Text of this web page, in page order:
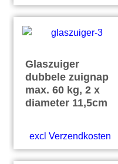
Glaszuiger
dubbele zuignap
max. 60 kg, 2 x
diameter 11,5cm
excl Verzendkosten